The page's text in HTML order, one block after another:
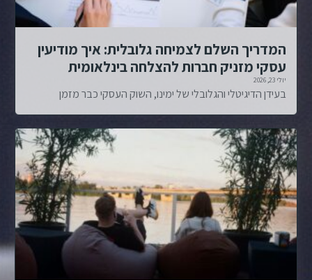
המדריך השלם לצמיחה גלובלית: איך מודיעין
עסקי מזניק חברות להצלחה בינלאומית
יולי 23, 2026
בעידן הדיגיטלי והגלובלי של ימינו, השוק העסקי כבר מזמן